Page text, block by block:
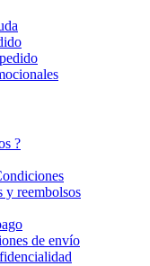
?
y reembolsos
de envío